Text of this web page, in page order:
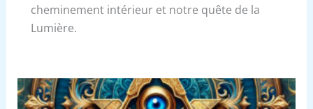
cheminement intérieur et notre quête de la
Lumière.